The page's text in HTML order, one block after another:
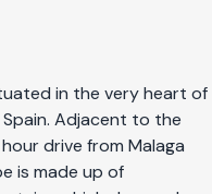
in the very heart of
Adjacent to the
drive from Malaga
is made up of